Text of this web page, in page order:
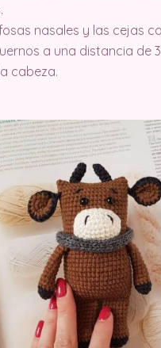
nasales y las cejas
a una distancia de
cabeza.